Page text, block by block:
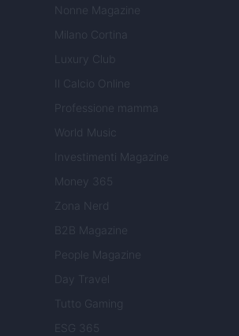
Nonne Magazine
Milano Cortina
Luxury Club
Il Calcio Online
Professione mamma
World Music
Investimenti Magazine
Money 365
Zona Nerd
B2B Magazine
People Magazine
Day Travel
Tutto Gaming
ESG 365